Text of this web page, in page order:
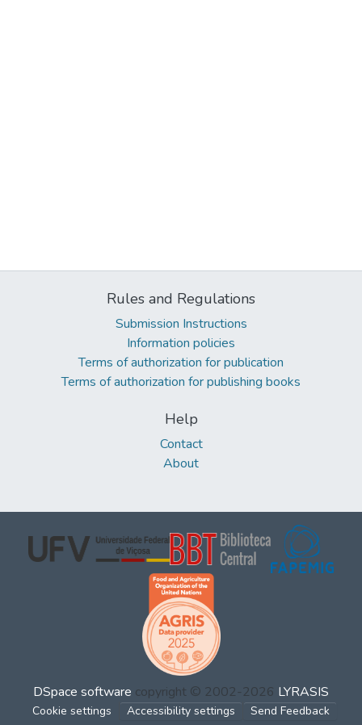
Rules and Regulations
Submission Instructions
Information policies
Terms of authorization for publication
Terms of authorization for publishing books
Help
Contact
About
DSpace software copyright © 2002-2026 LYRASIS
Cookie settings Accessibility settings Send Feedback